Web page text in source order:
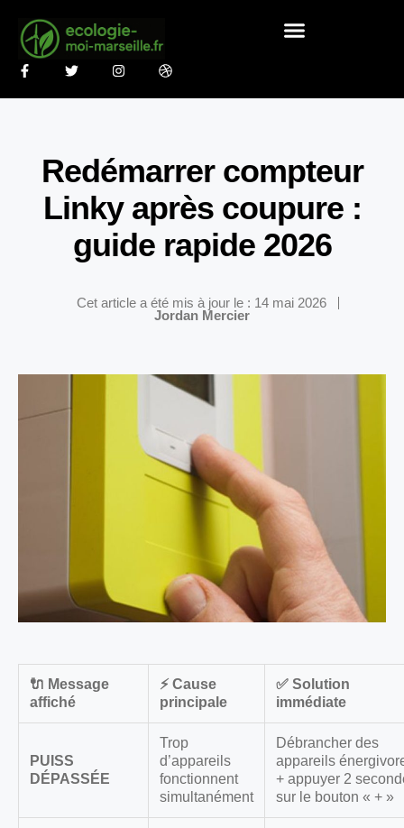
Redémarrer compteur
Linky après coupure :
guide rapide 2026
Cet article a été mis à jour le : 14 mai 2026
Jordan Mercier
🔌 Message
affiché
⚡ Cause
principale
✅ Solution
immédiate
PUISS
DÉPASSÉE
Trop
d’appareils
fonctionnent
simultanément
Débrancher des
appareils
+ appuyer 2
sur le bouton « + »